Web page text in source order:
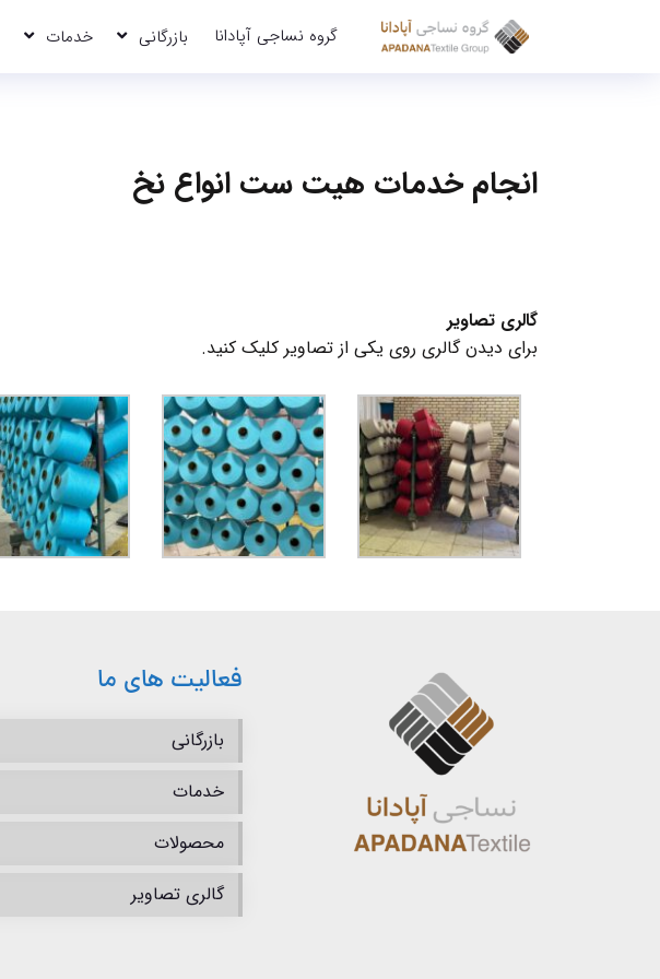
گروه نساجی آپادانا بازرگانی خدمات
انجام خدمات هیت ست انواع نخ
گالری تصاویر
برای دیدن گالری روی یکی از تصاویر کلیک کنید.
فعالیت های ما
بازرگانی
خدمات
محصولات
گالری تصاویر